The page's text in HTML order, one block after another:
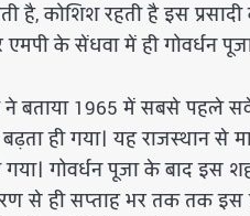
कोशिश रहती है इस
के सेंधवा में ही गोवर्धन
ने बताया 1965 में सबसे पहले
ही गया। यह राजस्थान
गोवर्धन पूजा के बाद
से ही सप्ताह भर तक तक